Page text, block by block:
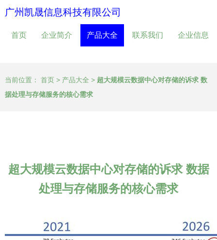
广州凯晟信息科技有限公司
首页 企业简介 产品大全 联系我们 企业信息
当前位置： 首页 > 产品大全 > 超大规模云数据中心对存储的诉求 数
据处理与存储服务的核心需求
超大规模云数据中心对存储的诉求 数据
处理与存储服务的核心需求